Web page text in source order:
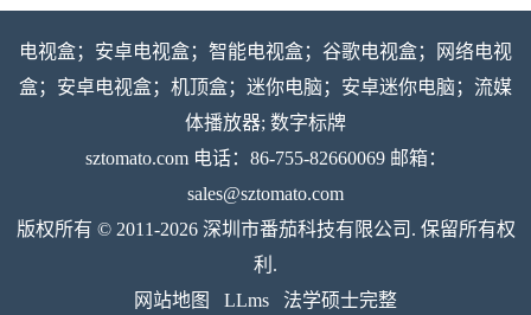
电视盒；安卓电视盒；智能电视盒；谷歌电视盒；网络电视
盒；安卓电视盒；机顶盒；迷你电脑；安卓迷你电脑；流媒
体播放器; 数字标牌
sztomato.com电话：86-755-82660069 邮箱：
sales@sztomato.com
版权所有 © 2011-2026 深圳市番茄科技有限公司. 保留所有权
利.
网站地图
LLms 法学硕士完整